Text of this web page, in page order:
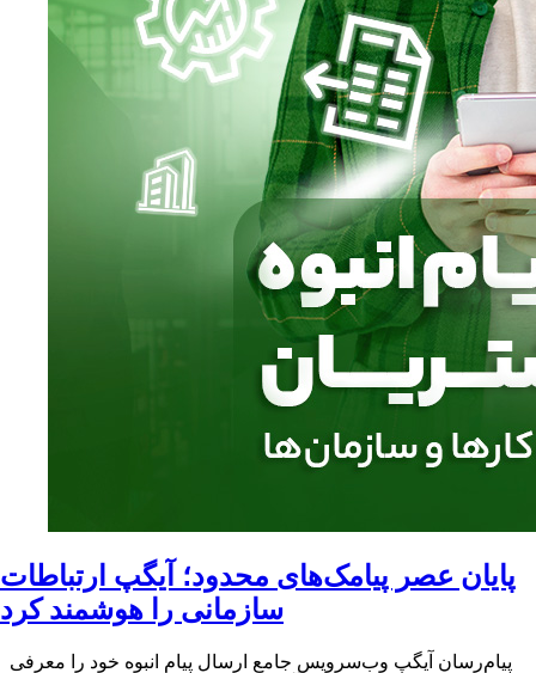
پایان عصر پیامک‌های محدود؛ آیگپ ارتباطات
سازمانی را هوشمند کرد